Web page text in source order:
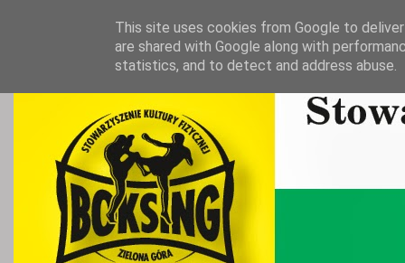
This site uses cookies from Google to
are shared with Google along with
statistics, and to detect and address abuse.